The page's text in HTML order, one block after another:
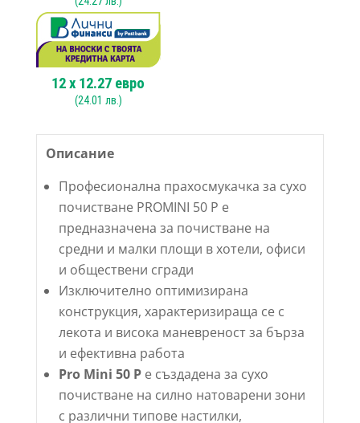
12x 12.27 евро
(24.01 лв.)
Описание
Професионална прахосмукачка за сухо
почистване PROMINI 50 P е
предназначена за почистване на
средни и малки площи в хотели, офиси
и обществени сгради
Изключително оптимизирана
конструкция, характеризираща се с
лекота и висока маневреност за бърза
и ефективна работа
Pro Mini 50 P е създадена за сухо
почистване на силно натоварени зони
с различни типове настилки,